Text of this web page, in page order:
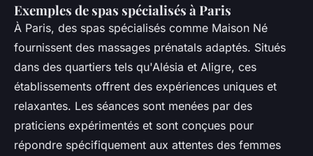
Exemples de spas spécialisés à Paris
À Paris, des spas spécialisés comme Maison Né
fournissent des massages prénatals adaptés. Situés
dans des quartiers tels qu'Alésia et Aligre, ces
établissements offrent des expériences uniques et
relaxantes. Les séances sont menées par des
praticiens expérimentés et sont conçues pour
répondre spécifiquement aux attentes des femmes